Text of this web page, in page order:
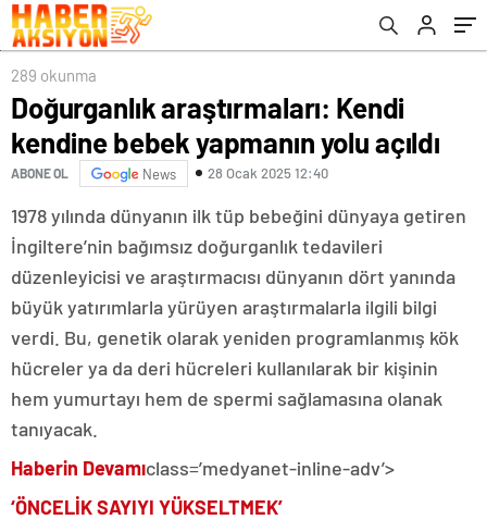
289 okunma
Doğurganlık araştırmaları: Kendi
kendine bebek yapmanın yolu açıldı
ABONE OL News 28 Ocak 2025 12:40
1978 yılında dünyanın ilk tüp bebeğini dünyaya getiren
İngiltere’nin bağımsız doğurganlık tedavileri
düzenleyicisi ve araştırmacısı dünyanın dört yanında
büyük yatırımlarla yürüyen araştırmalarla ilgili bilgi
verdi. Bu, genetik olarak yeniden programlanmış kök
hücreler ya da deri hücreleri kullanılarak bir kişinin
hem yumurtayı hem de spermi sağlamasına olanak
tanıyacak.
Haberin Devamıclass=’medyanet-inline-adv’>
‘ÖNCELİK SAYIYI YÜKSELTMEK’